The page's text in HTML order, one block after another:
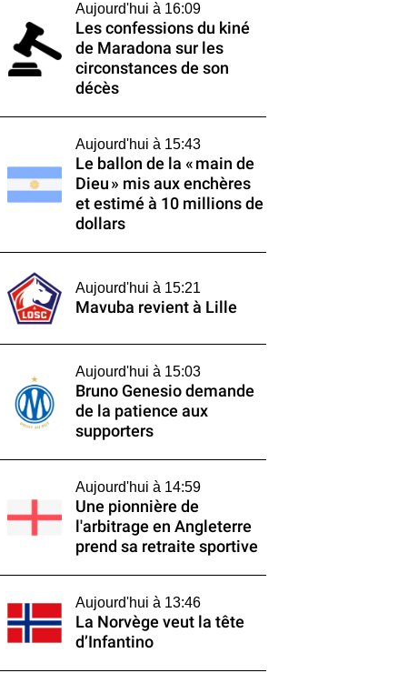
Aujourd'hui à 16:09
Les confessions du kiné
de Maradona sur les
circonstances de son
décès
Aujourd'hui à 15:43
Le ballon de la « main de
Dieu » mis aux enchères
et estimé à 10 millions de
dollars
Aujourd'hui à 15:21
Mavuba revient à Lille
Aujourd'hui à 15:03
Bruno Genesio demande
de la patience aux
supporters
Aujourd'hui à 14:59
Une pionnière de
l'arbitrage en Angleterre
prend sa retraite sportive
Aujourd'hui à 13:46
La Norvège veut la tête
d’Infantino